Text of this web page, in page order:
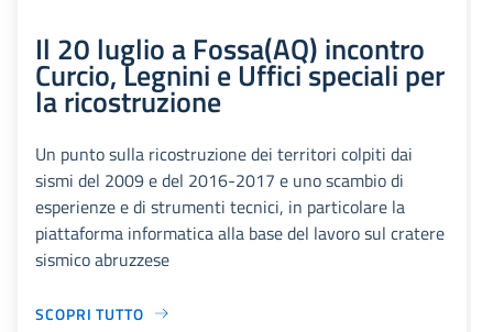
Il 20 luglio a Fossa(AQ) incontro
Curcio, Legnini e Uffici speciali per
la ricostruzione
Un punto sulla ricostruzione dei territori colpiti dai
sismi del 2009 e del 2016-2017 e uno scambio di
esperienze e di strumenti tecnici, in particolare la
piattaforma informatica alla base del lavoro sul cratere
sismico abruzzese
SCOPRI TUTTO